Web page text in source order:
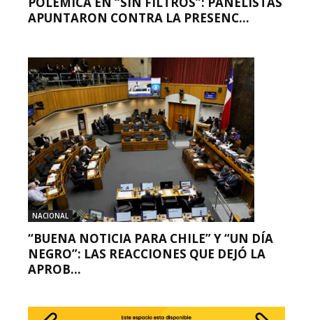
APUNTARON CONTRA LA PRESENC...
NACIONAL
“BUENA NOTICIA PARA CHILE” Y “UN DÍA
NEGRO”: LAS REACCIONES QUE DEJÓ LA
APROB...